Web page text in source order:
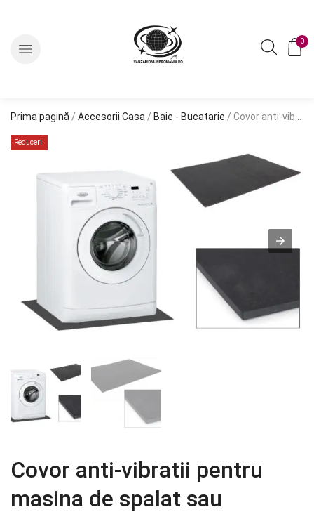
0
Prima pagină / Accesorii Casa / Baie - Bucatarie / Covor anti-vibratii pentru masina de spalat sau uscator rufe, 6 mm, culoare neagra
Reduceri!
Covor anti-vibratii pentru
masina de spalat sau